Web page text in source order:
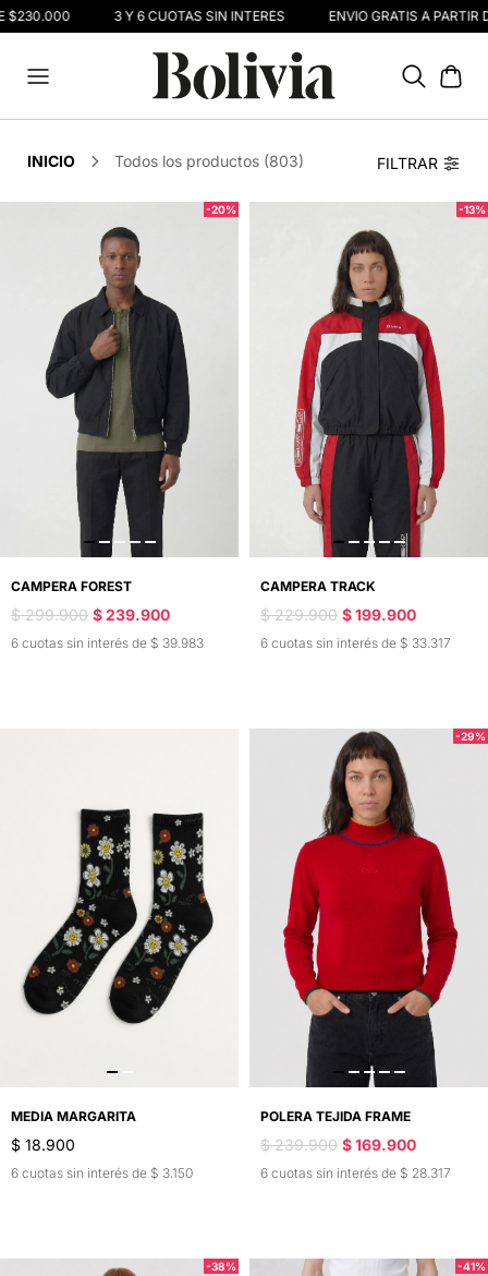
$230.000 3 Y 6 CUOTAS SIN INTERÉS ENVIO GRATIS A PARTIR
FILTRAR
INICIO Todos los productos (803)
-20%
CAMPERA FOREST
$ 299.900 $ 239.900
6 cuotas sin interés de $ 39.983
-13%
CAMPERA TRACK
$ 229.900 $ 199.900
6 cuotas sin interés de $ 33.317
MEDIA MARGARITA
$ 18.900
6 cuotas sin interés de $ 3.150
-29%
POLERA TEJIDA FRAME
$ 239.900 $ 169.900
6 cuotas sin interés de $ 28.317
-38% -41%